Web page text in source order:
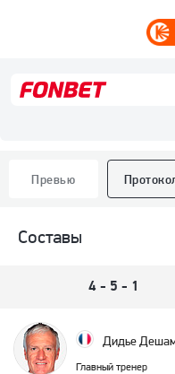
Превью
Составы
4 - 5 - 1
Дидье
Главный тренер